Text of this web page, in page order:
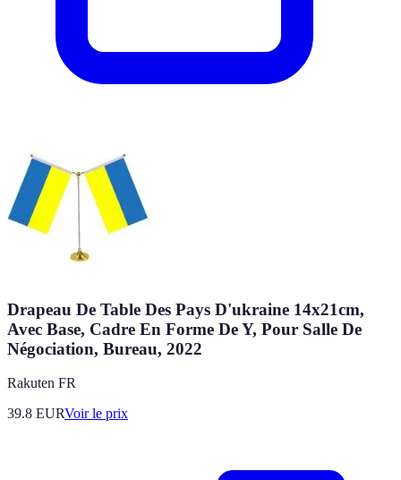
Drapeau De Table Des Pays D'ukraine 14x21cm,
Avec Base, Cadre En Forme De Y, Pour Salle De
Négociation, Bureau, 2022
Rakuten FR
39.8 EURVoir le prix